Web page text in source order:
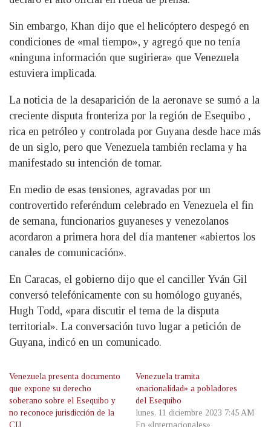
Sin embargo, Khan dijo que el helicóptero despegó en
condiciones de «mal tiempo», y agregó que no tenía
«ninguna información que sugiriera» que Venezuela
estuviera implicada.
La noticia de la desaparición de la aeronave se sumó a la
creciente disputa fronteriza por la región de Esequibo ,
rica en petróleo y controlada por Guyana desde hace más
de un siglo, pero que Venezuela también reclama y ha
manifestado su intención de tomar.
En medio de esas tensiones, agravadas por un
controvertido referéndum celebrado en Venezuela el fin
de semana, funcionarios guyaneses y venezolanos
acordaron a primera hora del día mantener «abiertos los
canales de comunicación».
En Caracas, el gobierno dijo que el canciller Yván Gil
conversó telefónicamente con su homólogo guyanés,
Hugh Todd, «para discutir el tema de la disputa
territorial». La conversación tuvo lugar a petición de
Guyana, indicó en un comunicado.
Venezuela presenta documento
que expone su derecho
soberano sobre el Esequibo y
no reconoce jurisdicción de la
CIJ
Venezuela tramita
«nacionalidad» a pobladores
del Esequibo
lunes, 11 diciembre 2023 7:45 AM
En «Internacionales»